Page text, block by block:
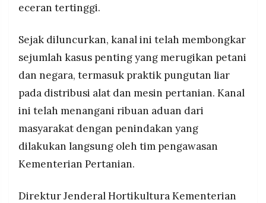
eceran tertinggi.
Sejak diluncurkan, kanal ini telah membongkar
sejumlah kasus penting yang merugikan petani
dan negara, termasuk praktik pungutan liar
pada distribusi alat dan mesin pertanian. Kanal
ini telah menangani ribuan aduan dari
masyarakat dengan penindakan yang
dilakukan langsung oleh tim pengawasan
Kementerian Pertanian.
Direktur Jenderal Hortikultura Kementerian